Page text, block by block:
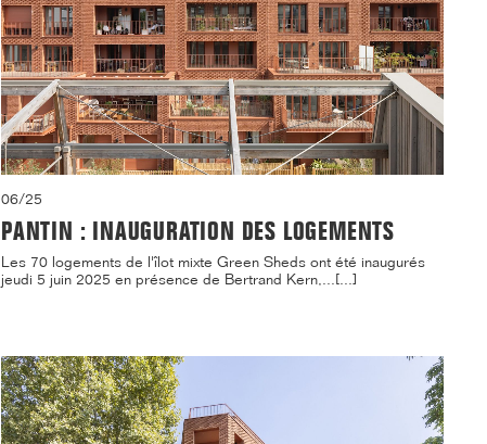
06/25
PANTIN : INAUGURATION DES LOGEMENTS
Les 70 logements de l'îlot mixte Green Sheds ont été inaugurés
jeudi 5 juin 2025 en présence de Bertrand Kern,...[...]